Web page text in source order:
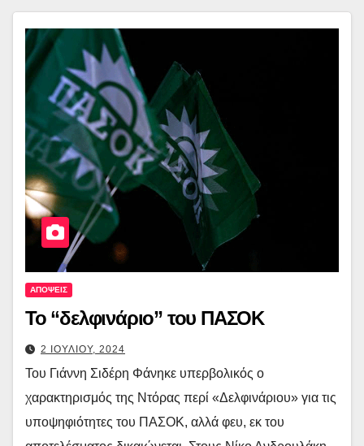
ΑΠΟΨΕΙΣ
Το “δελφινάριο” του ΠΑΣΟΚ
2 ΙΟΥΛΙΟΥ, 2024
Του Γιάννη Σιδέρη Φάνηκε υπερβολικός ο
χαρακτηρισμός της Ντόρας περί «Δελφινάριου» για τις
υποψηφιότητες του ΠΑΣΟΚ, αλλά φευ, εκ του